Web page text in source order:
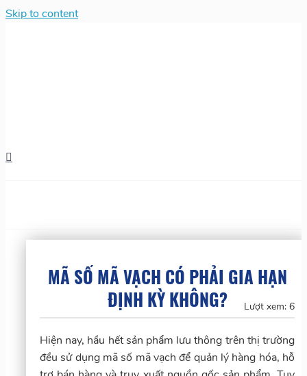
Skip to content
MÃ SỐ MÃ VẠCH CÓ PHẢI GIA HẠN
ĐỊNH KỲ KHÔNG?
Lượt xem: 6
Hiện nay, hầu hết sản phẩm lưu thông trên thị trường
đều sử dụng mã số mã vạch để quản lý hàng hóa, hỗ